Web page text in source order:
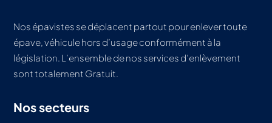
Nos épavistes se déplacent partout pour enlever toute
épave, véhicule hors d’usage conformément à la
législation. L’ensemble de nos services d’enlèvement
sont totalement Gratuit.
Nos secteurs